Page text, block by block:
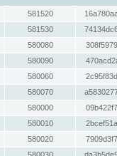
581520
581530
580080
580090
580060
580070
580000
580010
580020